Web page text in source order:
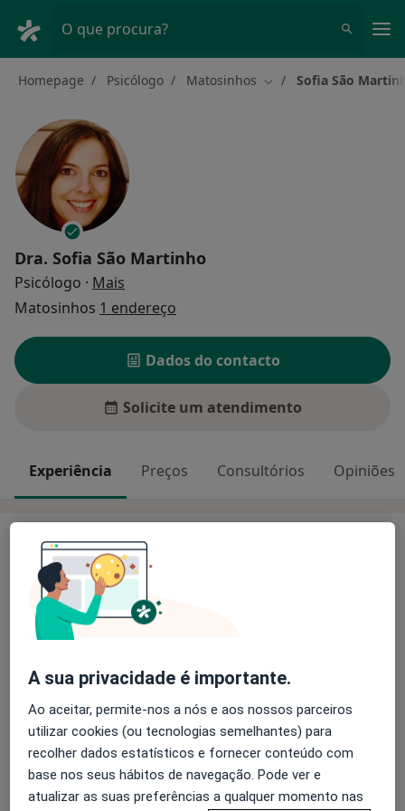
O que procura?
Homepage Psicólogo Matosinhos Mudar de cidade
Sofia São
Dra. Sofia São Martinho
Psicólogo · Mais
Matosinhos 1 endereço
Dados do contacto
Solicite um atendimento
Experiência Preços Consultórios Opiniões
Experiência
Mestre em Psicologia Clínica e da Saúde, formada pela
Universidade do Porto em 2009. É também pós
graduada em Psicoterapias Cognitivo
Comportamentais e membro efetivo da Ordem dos
Tem vindo a desenvolver a sua actividade clínica desde
com jovens e famílias em situação de risco e
vulnerabilidade social, e colaboradora externa em
diversos projetos de investigação na FPCEUP, na
Universidade Católica Portuguesa, e na ISCTE-IUL.
Vasta experiência em contexto clínico com crianças,
mais Sobre mim
Principais doenças tratadas
Transtornos Da Ansiedade
Ansiedade Da Separação
A sua privacidade é importante.
Ao aceitar, permite-nos a nós e aos nossos parceiros
utilizar cookies (ou tecnologias semelhantes) para
recolher dados estatísticos e fornecer conteúdo com
base nos seus hábitos de navegação. Pode ver e
atualizar as suas preferências a qualquer momento nas